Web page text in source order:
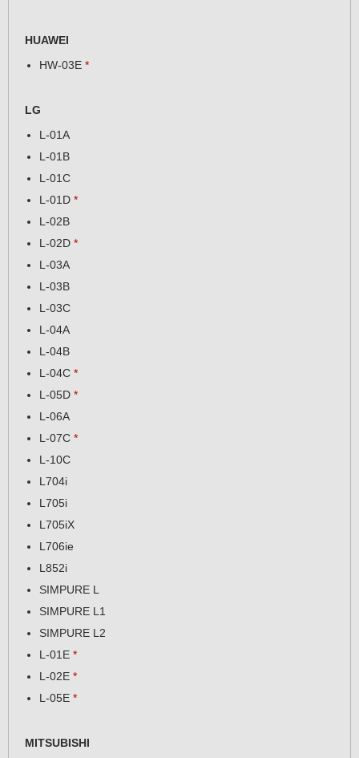
HUAWEI
HW-03E *
LG
L-01A
L-01B
L-01C
L-01D *
L-02B
L-02D *
L-03A
L-03B
L-03C
L-04A
L-04B
L-04C *
L-05D *
L-06A
L-07C *
L-10C
L704i
L705i
L705iX
L706ie
L852i
SIMPURE L
SIMPURE L1
SIMPURE L2
L-01E *
L-02E *
L-05E *
MITSUBISHI